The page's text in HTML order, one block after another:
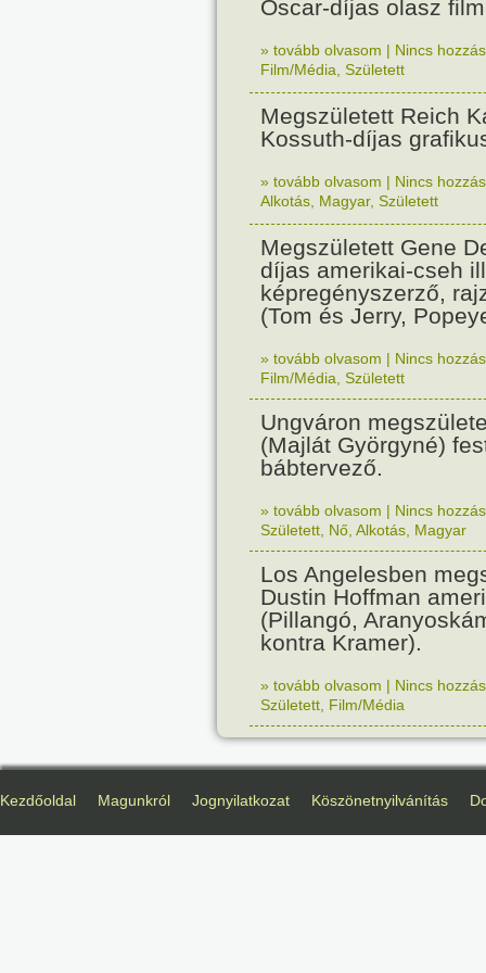
Oscar-díjas olasz
» tovább olvasom | Nincs
Film/Média Született
Megszületett Reich
Kossuth-díjas
» tovább olvasom | Nincs
Alkotás Magyar, Született
Megszületett Gene
díjas amerikai-cseh
képregényszerző,
(Tom és Jerry,
» tovább olvasom | Nincs
Film/Média Született
Ungváron
(Majlát Györgyné)
bábtervező.
» tovább olvasom | Nincs
Született Nő Alkotás Magyar
Los Angelesben
Dustin Hoffman
(Pillangó,
kontra Kramer).
» tovább olvasom | Nincs
Született Film/Média
Kezdőoldal Magunkról Jognyilatkozat Köszönetnyilvánítás